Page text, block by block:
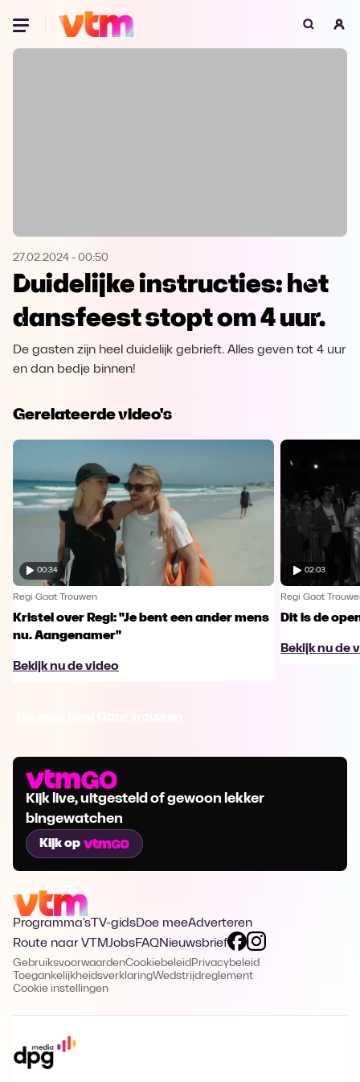
Oeps, browser niet ondersteund
Microsoft Edge Download
Opera Download
27.02.2024 - 00:50
Duidelijke instructies: het
dansfeest stopt om 4 uur.
De gasten zijn heel duidelijk gebrieft. Alles geven tot 4 uur
en dan bedje binnen!
Gerelateerde video's
00:34
Regi Gaat Trouwen
Kristel over Regi: "Je bent een ander mens
nu. Aangenamer"
Bekijk nu de video
02:03
Regi Gaat
Dit is de
Bekijk nu de
Kijk live, uitgesteld of gewoon lekker
bingewatchen
Kijk op
Programma's TV-gidsDoe meeAdverteren
Route naar VTMJobsFAQNieuwsbrief
GebruiksvoorwaardenCookiebeleid Privacybeleid
ToegankelijkheidsverklaringWedstrijdreglement
Cookie instellingen